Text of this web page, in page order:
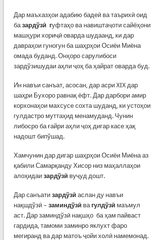
Дар маъхазҳои адабию бадеӣ ва таърихӣ оид
ба зардўзӣ гуфтаҳо ва навиштаҷоти сайёҳони
машҳури хориҷӣ оварда шудаанд, ки дар
давраҳои гуногун ба шаҳрҳои Осиёи Миёна
омада буданд. Онҳоро сарулибоси
зардўзишудаи аҳли ҷоҳ ба ҳайрат оварда буд.
Ин навъи санъат, асосан, дар асри XIX дар
шаҳри Бухоро равнақ ёфт. Дар дарбори амир
корхонаҳои махсусе сохта шуданд, ки устоҳои
гулдастро муттаҳид менамуданд. Чунин
либосро ба ғайри аҳли ҷоҳ дигар касе ҳақ
надошт бипўшад.
Хамчунин дар дигар шаҳрҳои Осиёи Миёна аз
қабили Самарқанду Хисор низ маҳаллаҳои
алоҳидаи зардўзӣ вуҷуд дошт.
Дар санъати зардўзӣ аслан ду навъи
нақшдўзӣ – заминдўзӣ ва гулдўзӣ маъмул
аст. Дар заминдўзӣ нақшҳо ба ҳам пайваст
гардида, тамоми заминро яклухт фаро
мегиранд ва дар матоъ ҷойи холӣ намемонад.